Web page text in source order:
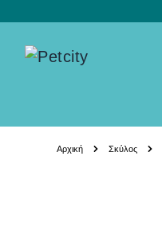
Αρχική Σκύλος